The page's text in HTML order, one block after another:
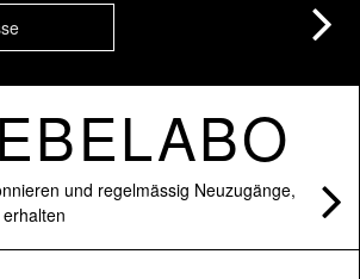
und regelmässig Neuzugänge,